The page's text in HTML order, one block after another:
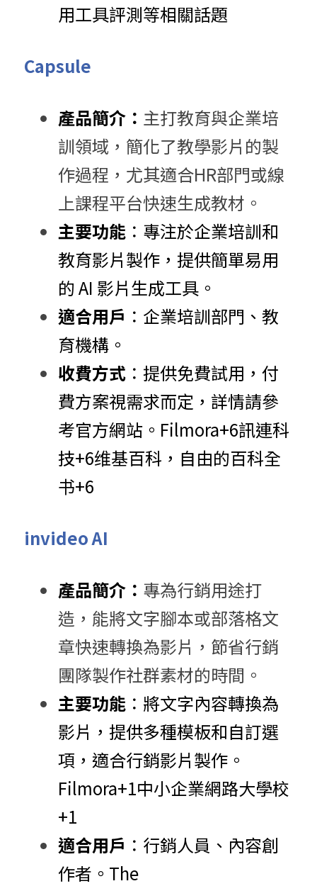
用工具評測等相關話題
Capsule
產品簡介： 主打教育與企業培
訓領域，簡化了教學影片的製
作過程，尤其適合HR部門或線
上課程平台快速生成教材。
主要功能 ：​專注於企業培訓和
教育影片製作，提供簡單易用
的 AI 影片生成工具。​
適合用戶 ：​企業培訓部門、教
育機構。​
收費方式 ：​提供免費試用，付
費方案視需求而定，詳情請參
考官方網站。​ Filmora+6訊連科
技+6维基百科，自由的百科全
书+6
invideo AI
產品簡介： 專為行銷用途打
造，能將文字腳本或部落格文
章快速轉換為影片，節省行銷
團隊製作社群素材的時間。
主要功能 ：​將文字內容轉換為
影片，提供多種模板和自訂選
項，適合行銷影片製作。​
Filmora+1中小企業網路大學校
+1
適合用戶 ：​行銷人員、內容創
作者。​ The